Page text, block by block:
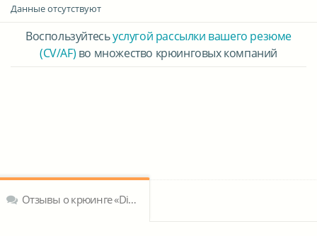
Данные отсутствуют
Воспользуйтесьуслугой рассылки вашего резюме
(CV/AF) во множество крюинговых компаний
Отзывы о крюинге «Dinamik Tanker»